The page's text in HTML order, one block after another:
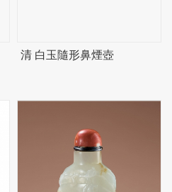
清 白玉隨形鼻煙壺